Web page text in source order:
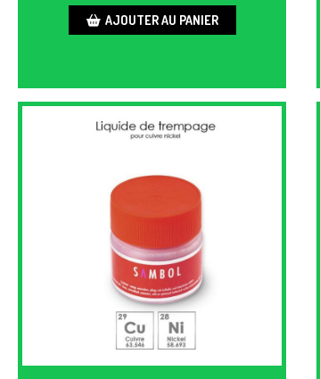
AJOUTER AU PANIER